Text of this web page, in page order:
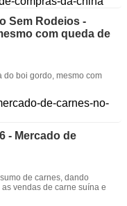
Sem Rodeios -
com queda de
do boi gordo, mesmo com
- Mercado de
de carnes, dando
vendas de carne suína e